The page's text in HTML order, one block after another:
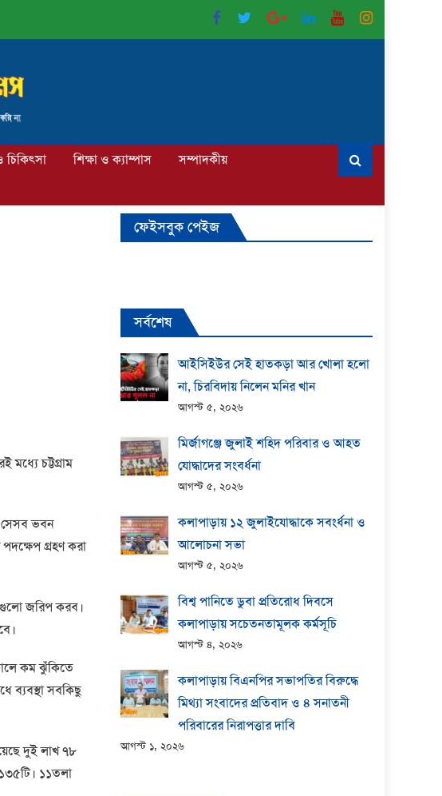
চিকিৎসা শিক্ষা ও ক্যাম্পাস
সম্পাদকীয়
মধ্যে চট্টগ্রাম
সেসব ভবন
গ্রহণ করা
জরিপ করব।
কম ঝুঁকিতে
ব্যবস্থা সবকিছু
দুই লাখ ৭৮
১১তলা
ফেইসবুক পেইজ
সর্বশেষ
আইসিইউর সেই হাতকড়া আর খোলা হলো
না, চিরবিদায় নিলেন মনির খান
আগস্ট ৫, ২০২৬
মির্জাগঞ্জে জুলাই শহিদ পরিবার ও আহত
যোদ্ধাদের সংবর্ধনা
আগস্ট ৫, ২০২৬
কলাপাড়ায় ১২ জুলাইযোদ্ধাকে সবংর্ধনা ও
আলোচনা সভা
আগস্ট ৫, ২০২৬
বিশ্ব পানিতে ডুবা প্রতিরোধ দিবসে
কলাপাড়ায় সচেতনতামূলক কর্মসূচি
আগস্ট ৪, ২০২৬
কলাপাড়ায় বিএনপির সভাপতির বিরুদ্ধে
মিথ্যা সংবাদের প্রতিবাদ ও ৪ সনাতনী
পরিবারের নিরাপত্তার দাবি
আগস্ট ১, ২০২৬